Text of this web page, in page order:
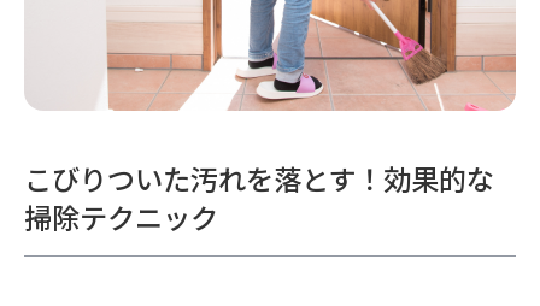
こびりついた汚れを落とす！効果的な
掃除テクニック